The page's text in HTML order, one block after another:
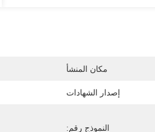
مكان المنشأ
إصدار الشهادات
النموذج رقم: